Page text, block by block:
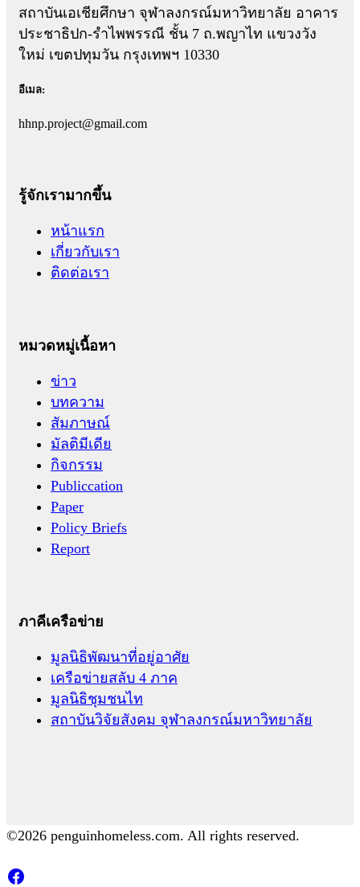
สถาบันเอเชียศึกษา จุฬาลงกรณ์มหาวิทยาลัย อาคาร
ประชาธิปก-รำไพพรรณี ชั้น 7 ถ.พญาไท แขวงวัง
ใหม่ เขตปทุมวัน กรุงเทพฯ 10330
อีเมล:
hhnp.project@gmail.com
รู้จักเรามากขึ้น
หน้าแรก
เกี่ยวกับเรา
ติดต่อเรา
หมวดหมู่เนื้อหา
ข่าว
บทความ
สัมภาษณ์
มัลติมีเดีย
กิจกรรม
Publiccation
Paper
Policy Briefs
Report
ภาคีเครือข่าย
มูลนิธิพัฒนาที่อยู่อาศัย
เครือข่ายสลับ 4 ภาค
มูลนิธิชุมชนไท
สถาบันวิจัยสังคม จุฬาลงกรณ์มหาวิทยาลัย
©2026 penguinhomeless.com. All rights reserved.